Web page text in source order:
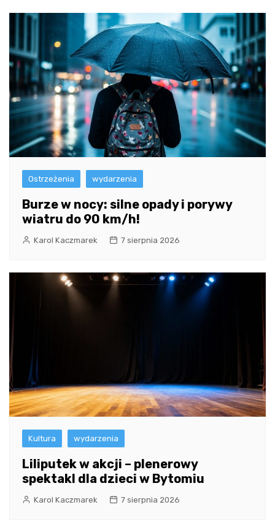
Ostrzeżenia wydarzenia
Burze w nocy: silne opady i porywy
wiatru do 90 km/h!
Karol Kaczmarek 7 sierpnia 2026
Kultura wydarzenia
Liliputek w akcji – plenerowy
spektakl dla dzieci w Bytomiu
Karol Kaczmarek 7 sierpnia 2026